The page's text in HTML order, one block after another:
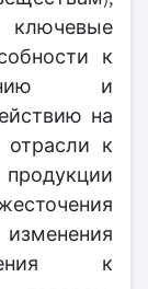
к
и
на
к
к